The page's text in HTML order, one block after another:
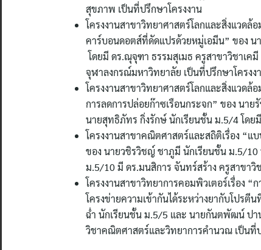
สุขภาพ เป็นที่ปรึกษาโครงงาน
โครงงานสาขาวิทยาศาสตร์โลกและสิ่งแวดล้
คาร์บอนดอตส์ที่ดัดแปรด้วยหมู่เอมีน” ของ
โดยมี ดร.ณุจุฑา ธรรมสุเมธ ครูสาขาวิชาเค
จุฬาลงกรณ์มหาวิทยาลัย เป็นที่ปรึกษาโครงง
โครงงานสาขาวิทยาศาสตร์โลกและสิ่งแวด
การลดการปล่อยก๊าซเรือนกระจก” ของ นา
นายสุทธิภัทร กิ่งรักษ์ นักเรียนชั้น ม.5/4 โดย
โครงงานสาขาคณิตศาสตร์และสถิติเรื่อง “
ของ นายวชิรวิชญ์ ชาภูมี นักเรียนชั้น ม.5/
ม.5/10 มี ดร.มนสิการ จันทร์สร้าง ครูสาขา
โครงงานสาขาวิทยาการคอมพิวเตอร์เรื่อง “
โครงข่ายความเข้ากันได้ระหว่างยากับโปร
ฉ่ำ นักเรียนชั้น ม.5/5 และ นายกันตพัฒน์ ปา
วิชาคณิตศาสตร์และวิทยาการคำนวณ เป็นที่